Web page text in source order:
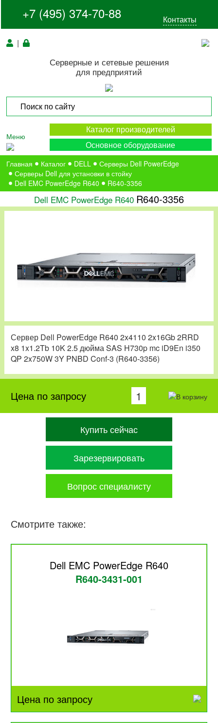
+7 (495) 374-70-88 Контакты
|
Серверные и сетевые решения
для предприятий
Меню
Каталог производителей
Основное оборудование
Главная Каталог DELL
Серверы Dell PowerEdge
Серверы Dell для установки в стойку
Dell EMC PowerEdge R640
R640-3356
Dell EMC PowerEdge R640 R640-3356
Сервер Dell PowerEdge R640 2x4110 2x16Gb 2RRD
x8 1x1.2Tb 10K 2.5 дюйма SAS H730p mc iD9En i350
QP 2x750W 3Y PNBD Conf-3 (R640-3356)
Цена по запросу
Купить сейчас
Зарезервировать
Вопрос специалисту
Смотрите также:
Dell EMC PowerEdge R640
R640-3431-001
Цена по запросу